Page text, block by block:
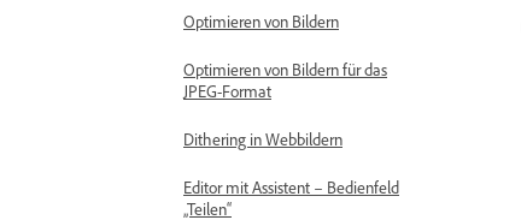
Optimieren von Bildern
Optimieren von Bildern für das
JPEG-Format
Dithering in Webbildern
Editor mit Assistent – Bedienfeld
„Teilen“